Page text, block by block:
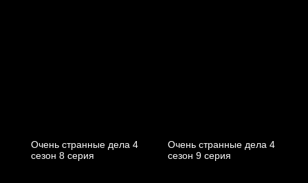
Очень странные дела 4
cезон 8 cерия
Очень странные дела 4
cезон 9 cерия